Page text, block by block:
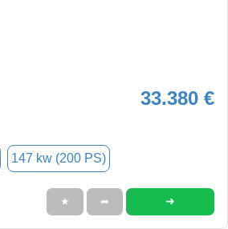
33.380 €
147 kw (200 PS)
★ ➦ ➜